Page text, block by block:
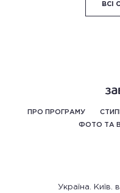
ВСІ
ПРО ПРОГРАМУ
ФОТО ТА
Україна.